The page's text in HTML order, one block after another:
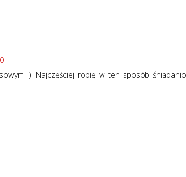
:) Najczęściej robię w ten sposób